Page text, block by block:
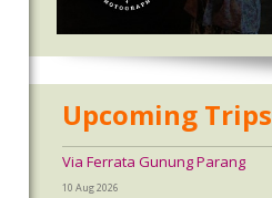
Upcoming Trips
Via Ferrata Gunung Parang
10 Aug 2026